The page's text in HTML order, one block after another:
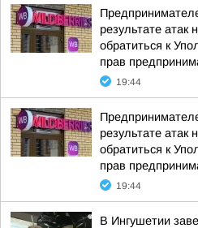
результате атак
обратиться к
прав
19:44
результате атак
обратиться к
прав
19:44
В Ингушетии